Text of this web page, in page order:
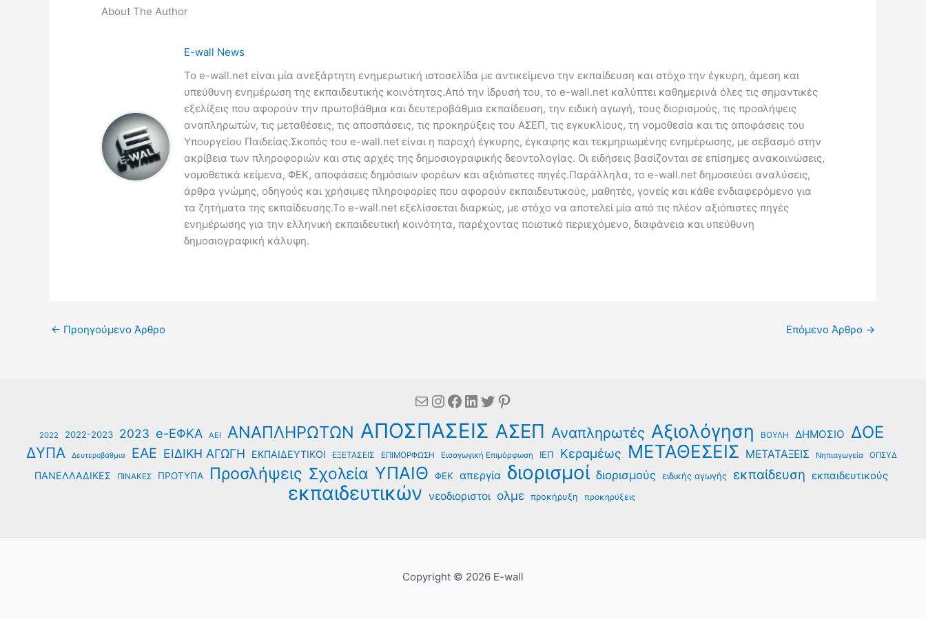
About The Author
E-wall News
Το e-wall.net είναι μία ανεξάρτητη ενημερωτική ιστοσελίδα με αντικείμενο την εκπαίδευση και στόχο την έγκυρη, άμεση και
υπεύθυνη ενημέρωση της εκπαιδευτικής κοινότητας.Από την ίδρυσή του, το e-wall.net καλύπτει καθημερινά όλες τις σημαντικές
εξελίξεις που αφορούν την πρωτοβάθμια και δευτεροβάθμια εκπαίδευση, την ειδική αγωγή, τους διορισμούς, τις προσλήψεις
αναπληρωτών, τις μεταθέσεις, τις αποσπάσεις, τις προκηρύξεις του ΑΣΕΠ, τις εγκυκλίους, τη νομοθεσία και τις αποφάσεις του
Υπουργείου Παιδείας.Σκοπός του e-wall.net είναι η παροχή έγκυρης, έγκαιρης και τεκμηριωμένης ενημέρωσης, με σεβασμό στην
ακρίβεια των πληροφοριών και στις αρχές της δημοσιογραφικής δεοντολογίας. Οι ειδήσεις βασίζονται σε επίσημες ανακοινώσεις,
νομοθετικά κείμενα, ΦΕΚ, αποφάσεις δημόσιων φορέων και αξιόπιστες πηγές.Παράλληλα, το e-wall.net δημοσιεύει αναλύσεις,
άρθρα γνώμης, οδηγούς και χρήσιμες πληροφορίες που αφορούν εκπαιδευτικούς, μαθητές, γονείς και κάθε ενδιαφερόμενο για
τα ζητήματα της εκπαίδευσης.Το e-wall.net εξελίσσεται διαρκώς, με στόχο να αποτελεί μία από τις πλέον αξιόπιστες πηγές
ενημέρωσης για την ελληνική εκπαιδευτική κοινότητα, παρέχοντας ποιοτικό περιεχόμενο, διαφάνεια και υπεύθυνη
δημοσιογραφική κάλυψη.
← Προηγούμενο Άρθρο Επόμενο Άρθρο →
MailInstagram
Facebook
Linkedin
Twitter
Pinterest
2022 2022-2023 2023 e-ΕΦΚΑ ΑΕΙ ΑΝΑΠΛΗΡΩΤΩΝ ΑΠΟΣΠΑΣΕΙΣ ΑΣΕΠ Αναπληρωτές Αξιολόγηση ΒΟΥΛΗ ΔΗΜΟΣΙΟ ΔΟΕ
ΔΥΠΑ Δευτεροβάθμια ΕΑΕ ΕΙΔΙΚΗ ΑΓΩΓΗ ΕΚΠΑΙΔΕΥΤΙΚΟΙ ΕΞΕΤΑΣΕΙΣ ΕΠΙΜΟΡΦΩΣΗ Εισαγωγική Επιμόρφωση ΙΕΠ Κεραμέως ΜΕΤΑΘΕΣΕΙΣ ΜΕΤΑΤΑΞΕΙΣ Νηπιαγωγεία ΟΠΣΥΔ
ΠΑΝΕΛΛΑΔΙΚΕΣ ΠΙΝΑΚΕΣ ΠΡΟΤΥΠΑ Προσλήψεις Σχολεία ΥΠΑΙΘ ΦΕΚ απεργία διορισμοί διορισμούς ειδικής αγωγής εκπαίδευση εκπαιδευτικούς
εκπαιδευτικών νεοδιοριστοι ολμε προκήρυξη προκηρύξεις
Copyright © 2026 E-wall